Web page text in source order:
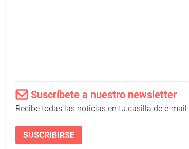
Suscríbete a nuestro newsletter
Recibe todas las noticias en tu casilla de e-mail.
SUSCRIBIRSE